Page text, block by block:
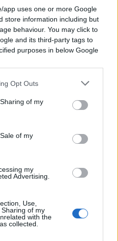
app uses one or more Google
store information including but
behaviour. You may click to
and its third-party tags to
purposes in below Google
Opt Outs
of my
of my
my
Advertising.
Use,
of my
with the
collected.
di autorizzazione a
sono saliti
“Capitana” che accetta
per cui l’Occidente ha un
dei paesi africani e
ai flussi incontrollati.
di ogni azione
come dei suoi avversari.
da giudice. Gli elettori
dei parlamentari che si
della